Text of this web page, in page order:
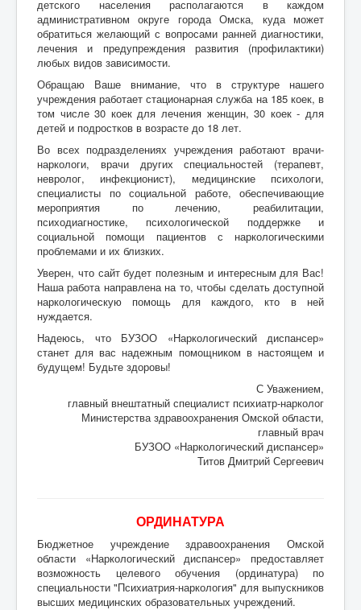
детского населения располагаются в каждом
административном округе города Омска, куда может
обратиться желающий с вопросами ранней диагностики,
лечения и предупреждения развития (профилактики)
любых видов зависимости.
Обращаю Ваше внимание, что в структуре нашего
учреждения работает стационарная служба на 185 коек, в
том числе 30 коек для лечения женщин, 30 коек - для
детей и подростков в возрасте до 18 лет.
Во всех подразделениях учреждения работают врачи-
наркологи, врачи других специальностей (терапевт,
невролог, инфекционист), медицинские психологи,
специалисты по социальной работе, обеспечивающие
мероприятия по лечению, реабилитации,
психодиагностике, психологической поддержке и
социальной помощи пациентов с наркологическими
проблемами и их близких.
Уверен, что сайт будет полезным и интересным для Вас!
Наша работа направлена на то, чтобы сделать доступной
наркологическую помощь для каждого, кто в ней
нуждается.
Надеюсь, что БУЗОО «Наркологический диспансер»
станет для вас надежным помощником в настоящем и
будущем! Будьте здоровы!
С Уважением,
главный внештатный специалист психиатр-нарколог
Министерства здравоохранения Омской области,
главный врач
БУЗОО «Наркологический диспансер»
Титов Дмитрий Сергеевич
ОРДИНАТУРА
Бюджетное учреждение здравоохранения Омской
области «Наркологический диспансер» предоставляет
возможность целевого обучения (ординатура) по
специальности "Психиатрия-наркология" для выпускников
высших медицинских образовательных учреждений.